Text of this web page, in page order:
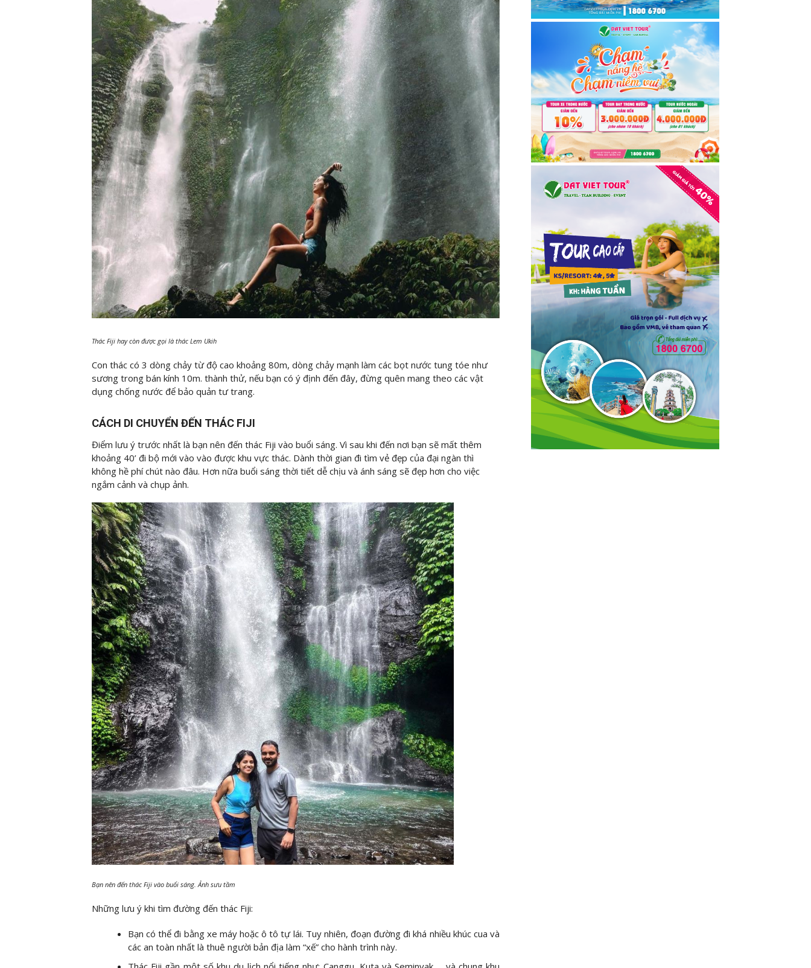
Thác Fiji hay còn được gọi là thác Lem Ukih
Con thác có 3 dòng chảy từ độ cao khoảng 80m, dòng chảy mạnh làm các bọt nước tung tóe như
sương trong bán kính 10m. thành thử, nếu bạn có ý định đến đây, đừng quên mang theo các vật
dụng chống nước để bảo quản tư trang.
CÁCH DI CHUYỂN ĐẾN THÁC FIJI
Điểm lưu ý trước nhất là bạn nên đến thác Fiji vào buổi sáng. Vì sau khi đến nơi bạn sẽ mất thêm
khoảng 40’ đi bộ mới vào vào được khu vực thác. Dành thời gian đi tìm vẻ đẹp của đại ngàn thì
không hề phí chút nào đâu. Hơn nữa buổi sáng thời tiết dễ chịu và ánh sáng sẽ đẹp hơn cho việc
ngắm cảnh và chụp ảnh.
Bạn nên đến thác Fiji vào buổi sáng. Ảnh sưu tầm
Những lưu ý khi tìm đường đến thác Fiji:
Bạn có thể đi bằng xe máy hoặc ô tô tự lái. Tuy nhiên, đoạn đường đi khá nhiều khúc cua và
các an toàn nhất là thuê người bản địa làm “xế” cho hành trình này.